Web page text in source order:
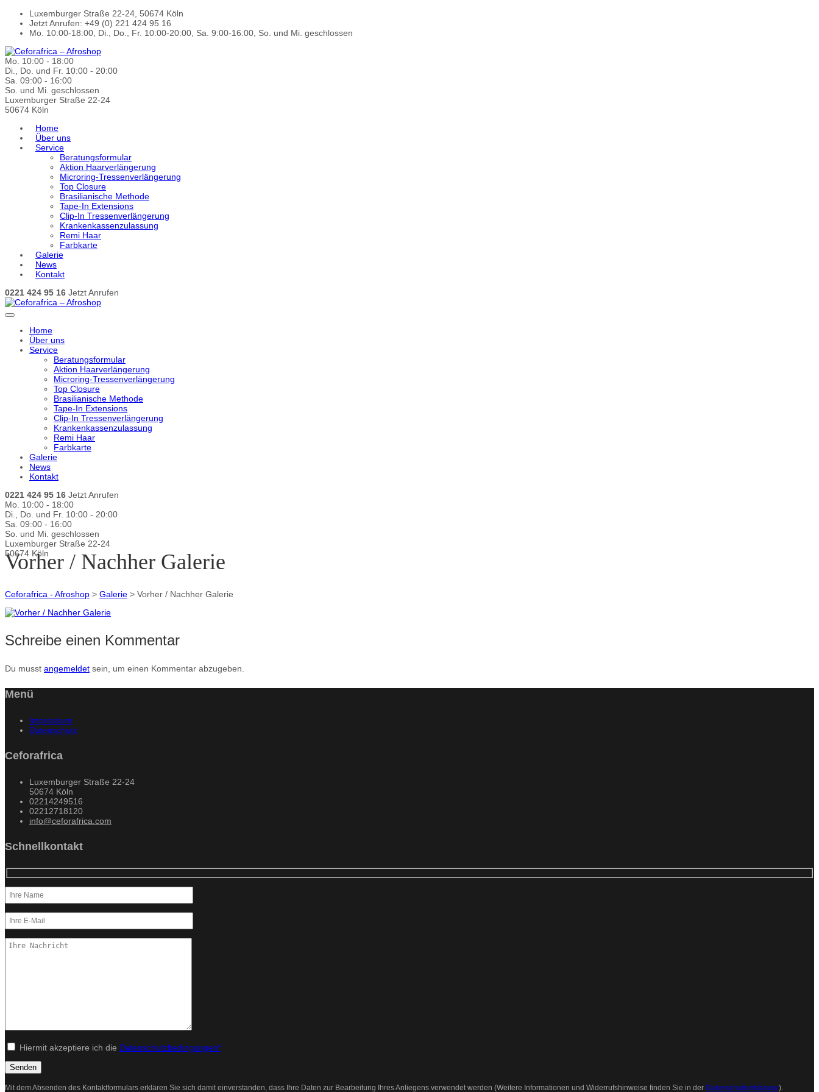
Luxemburger Straße 22-24, 50674 Köln
Jetzt Anrufen: +49 (0) 221 424 95 16
Mo. 10:00-18:00, Di., Do., Fr. 10:00-20:00, Sa. 9:00-16:00, So. und Mi. geschlossen
Mo. 10:00 - 18:00
Di., Do. und Fr. 10:00 - 20:00
Sa. 09:00 - 16:00
So. und Mi. geschlossen
Luxemburger Straße 22-24
50674 Köln
Home
Über uns
Service
Beratungsformular
Aktion Haarverlängerung
Microring-Tressenverlängerung
Top Closure
Brasilianische Methode
Tape-In Extensions
Clip-In Tressenverlängerung
Krankenkassenzulassung
Remi Haar
Farbkarte
Galerie
News
Kontakt
0221 424 95 16 Jetzt Anrufen
Home
Über uns
Service
Beratungsformular
Aktion Haarverlängerung
Microring-Tressenverlängerung
Top Closure
Brasilianische Methode
Tape-In Extensions
Clip-In Tressenverlängerung
Krankenkassenzulassung
Remi Haar
Farbkarte
Galerie
News
Kontakt
0221 424 95 16 Jetzt Anrufen
Mo. 10:00 - 18:00
Di., Do. und Fr. 10:00 - 20:00
Sa. 09:00 - 16:00
So. und Mi. geschlossen
Luxemburger Straße 22-24
50674 Köln
Vorher / Nachher Galerie
Ceforafrica - Afroshop > Galerie > Vorher / Nachher Galerie
Schreibe einen Kommentar
Du musst angemeldet sein, um einen Kommentar abzugeben.
Menü
Impressum
Datenschutz
Ceforafrica
Luxemburger Straße 22-24
50674 Köln
02214249516
02212718120
info@ceforafrica.com
Schnellkontakt
Hiermit akzeptiere ich die Datenschutzbedingungen*
Mit dem Absenden des Kontaktformulars erklären Sie sich damit einverstanden, dass Ihre Daten zur Bearbeitung Ihres Anliegens verwendet werden (Weitere Informationen und Widerrufshinweise finden Sie in der Datenschutzerklärung).